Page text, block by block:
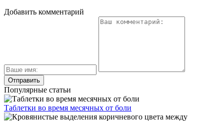
Добавить комментарий
Популярные статьи
Таблетки во время месячных от боли